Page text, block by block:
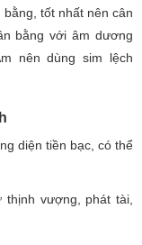
tốt nhất nên cân
bằng với âm dương
nên dùng sim lệch
diện tiền bạc, có thể
vượng, phát tài,